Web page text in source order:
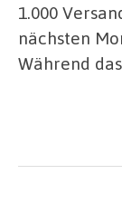
1.000
nächsten
Während